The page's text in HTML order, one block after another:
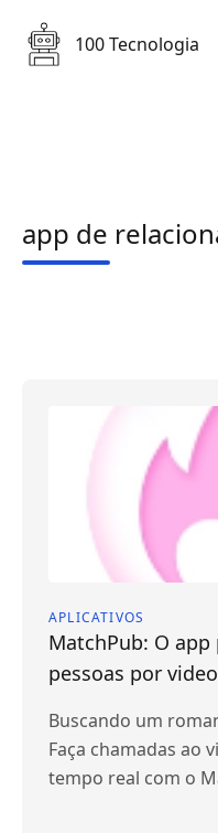
100 Tecnologia
app de
APLICATIVOS
MatchPub: O
pessoas por
Buscando um
Faça chamadas ao
tempo real com o